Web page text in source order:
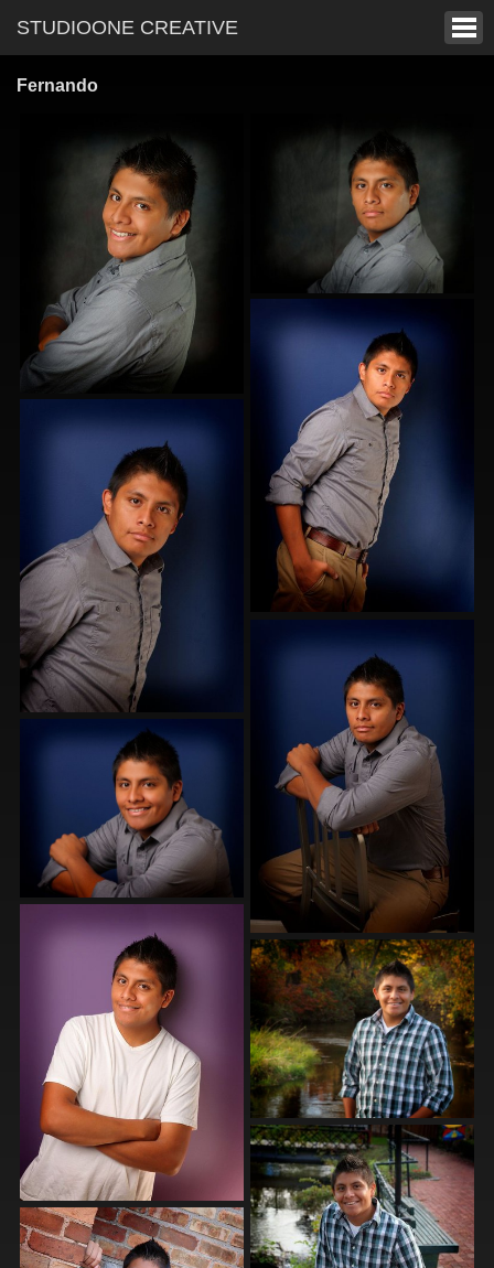
STUDIOONE CREATIVE
Fernando